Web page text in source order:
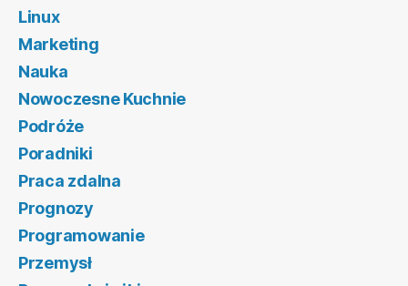
Linux
Marketing
Nauka
Nowoczesne Kuchnie
Podróże
Poradniki
Praca zdalna
Prognozy
Programowanie
Przemysł